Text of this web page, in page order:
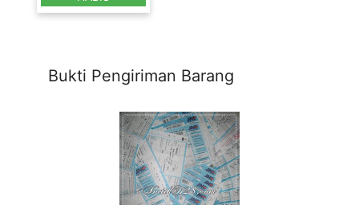
Bukti Pengiriman Barang